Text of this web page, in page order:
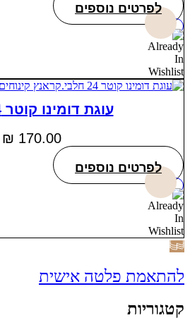
לפרטים נוספים
עוגת דומינו קוטר 24 חלבי
₪ 170.00
לפרטים נוספים
להתאמת פלטה אישית
קטגוריות